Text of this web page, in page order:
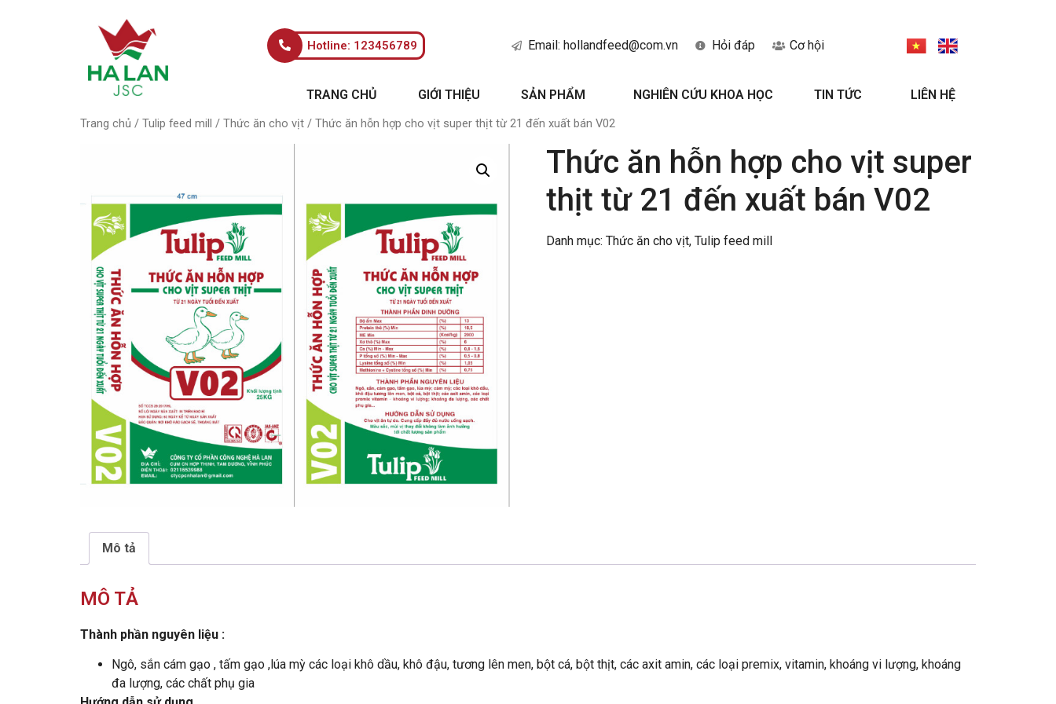
Hotline: 123456789 Email: hollandfeed@com.vn Hỏi đáp Cơ hội
TRANG CHỦ GIỚI THIỆU SẢN PHẨM NGHIÊN CỨU KHOA HỌC TIN TỨC LIÊN HỆ
Trang chủ / Tulip feed mill / Thức ăn cho vịt / Thức ăn hỗn hợp cho vịt super thịt từ 21 đến xuất bán V02
Thức ăn hỗn hợp cho vịt super
thịt từ 21 đến xuất bán V02
Danh mục: Thức ăn cho vịt, Tulip feed mill
Mô tả
MÔ TẢ
Thành phần nguyên liệu :
Ngô, sắn cám gạo , tấm gạo ,lúa mỳ các loại khô dầu, khô đậu, tương lên men, bột cá, bột thịt, các axit amin, các loại premix, vitamin, khoáng vi lượng, khoáng
đa lượng, các chất phụ gia